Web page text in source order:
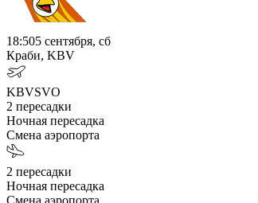
18:505 сентября, сб
Краби, KBV
KBVSVO
2 пересадки
Ночная пересадка
Смена аэропорта
2 пересадки
Ночная пересадка
Смена аэропорта